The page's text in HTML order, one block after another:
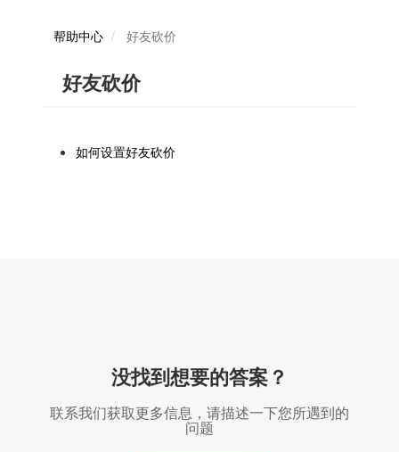
帮助中心 好友砍价
好友砍价
如何设置好友砍价
没找到想要的答案？
联系我们获取更多信息，请描述一下您所遇到的
问题